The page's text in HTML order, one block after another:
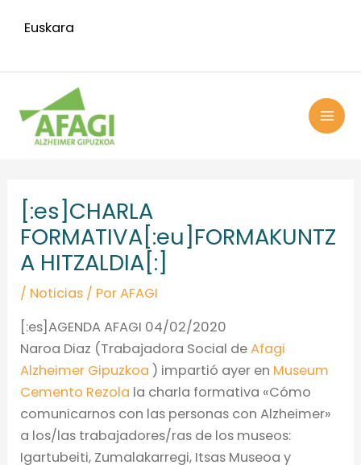
Euskara
[:es]CHARLA
FORMATIVA[:eu]FORMAKUNTZ
A HITZALDIA[:]
/ Noticias / PorAFAGI
[:es]AGENDA AFAGI 04/02/2020
Naroa Diaz (Trabajadora Social deAfagi
Alzheimer Gipuzkoa ) impartió ayer en Museum
Cemento Rezola la charla formativa «Cómo
comunicarnos con las personas con Alzheimer»
a los/las trabajadores/ras de los museos:
Igartubeiti, Zumalakarregi, Itsas Museoa y
entradas